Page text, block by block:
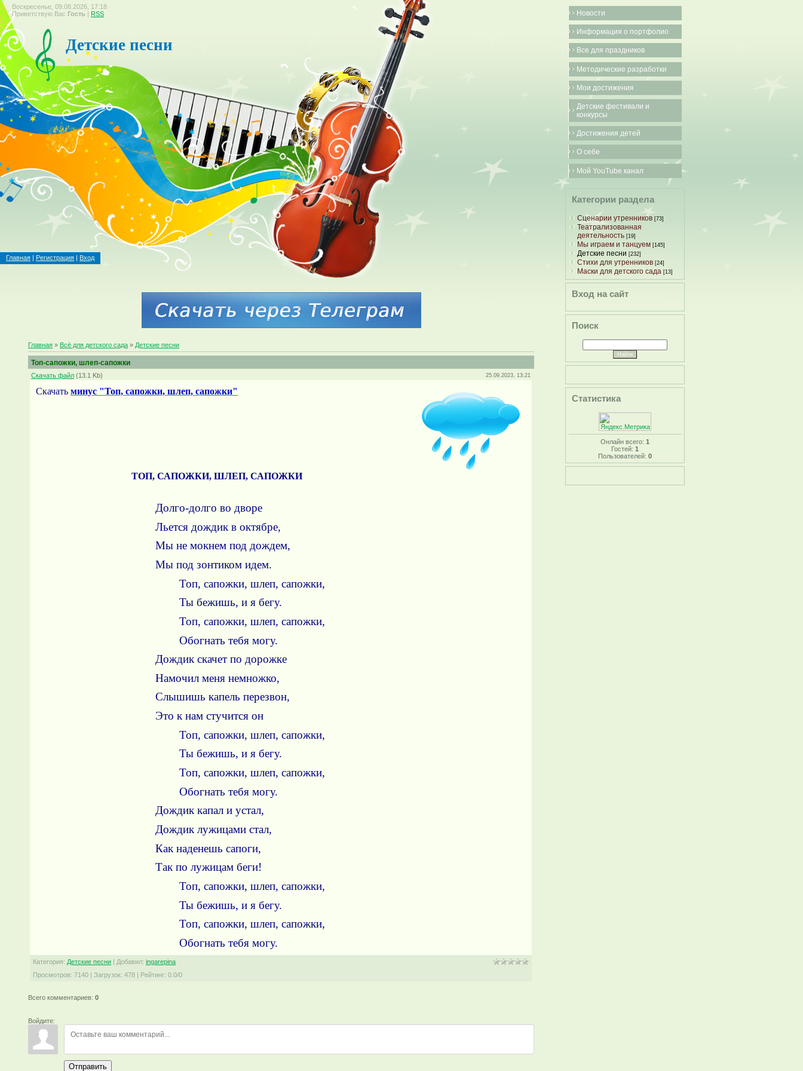
Воскресенье, 09.08.2026, 17:18
Приветствую Вас Гость | RSS
Детские песни
Главная | Регистрация | Вход
Главная » Всё для детского сада » Детские песни
Топ-сапожки, шлеп-сапожки
Скачать файл (13.1 Kb) 25.09.2023, 13:21
Скачатьминус "Топ, сапожки, шлеп, сапожки"
ТОП, САПОЖКИ, ШЛЕП, САПОЖКИ
Долго-долго во дворе
Льется дождик в октябре,
Мы не мокнем под дождем,
Мы под зонтиком идем.
Топ, сапожки, шлеп, сапожки,
Ты бежишь, и я бегу.
Топ, сапожки, шлеп, сапожки,
Обогнать тебя могу.
Дождик скачет по дорожке
Намочил меня немножко,
Слышишь капель перезвон,
Это к нам стучится он
Топ, сапожки, шлеп, сапожки,
Ты бежишь, и я бегу.
Топ, сапожки, шлеп, сапожки,
Обогнать тебя могу.
Дождик капал и устал,
Дождик лужицами стал,
Как наденешь сапоги,
Так по лужицам беги!
Топ, сапожки, шлеп, сапожки,
Ты бежишь, и я бегу.
Топ, сапожки, шлеп, сапожки,
Обогнать тебя могу.
Категория: Детские песни | Добавил: ingarepina
Просмотров: 7140 |Загрузок: 478 | Рейтинг: 0.0/0
Всего комментариев:0
Войдите:
Отправить
Новости
Информация о портфолио
Все для праздников
Методические разработки
Мои достижения
Детские фестивали и
конкурсы
Достижения детей
О себе
Мой YouTube канал
Категории раздела
Сценарии утренников [73]
Театрализованная
деятельность [19]
Мы играем и танцуем [145]
Детские песни [232]
Стихи для утренников [24]
Маски для детского сада [13]
Вход на сайт
Поиск
Статистика
Онлайн всего: 1
Гостей: 1
Пользователей: 0